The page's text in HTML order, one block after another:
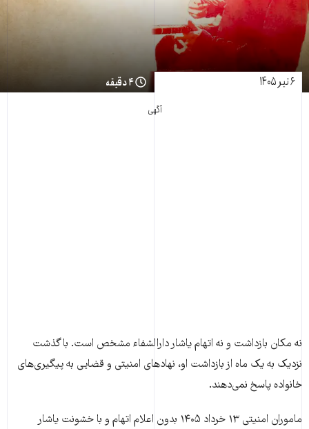
۶ تیر ۱۴۰۵ ۴ دقیقه
آگهی
نه مکان بازداشت و نه اتهام یاشار دارالشفاء مشخص است. با گذشت
نزدیک به یک ماه از بازداشت او، نهادهای امنیتی و قضایی به پیگیری‌های
خانواده پاسخ نمی‌دهند.
ماموران امنیتی ۱۳ خرداد ۱۴۰۵ بدون اعلام اتهام و با خشونت یاشار